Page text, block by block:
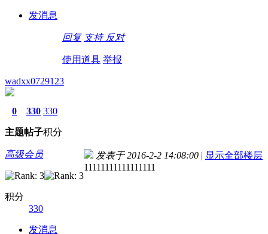
发消息
回复 支持 反对
使用道具 举报
wadxx0729123
0
主题
330
帖子
330
积分
高级会员
积分
330
发消息
发表于 2016-2-2 14:08:00 | 显示全部楼层
11111111111111111